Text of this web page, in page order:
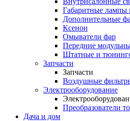
Габаритные лампы
Дополнительные
Ксенон
Омыватели фар
Передние
Штатные и
Запчасти
Запчасти
Воздушные
Электрооборудование
Преобразователи
Дача и дом